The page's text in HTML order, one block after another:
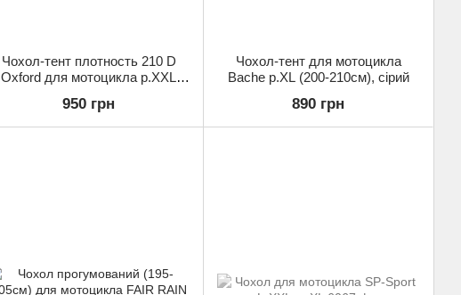
Чохол-тент плотность 210 D
Oxford для мотоцикла р.XXL
950 грн
Чохол-тент для мотоцикла
Bache р.XL (200-210см), сірий
890 грн